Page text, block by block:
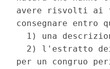
avere risvolti ai
consegnare
1) una
2) l'estratto
per un congruo